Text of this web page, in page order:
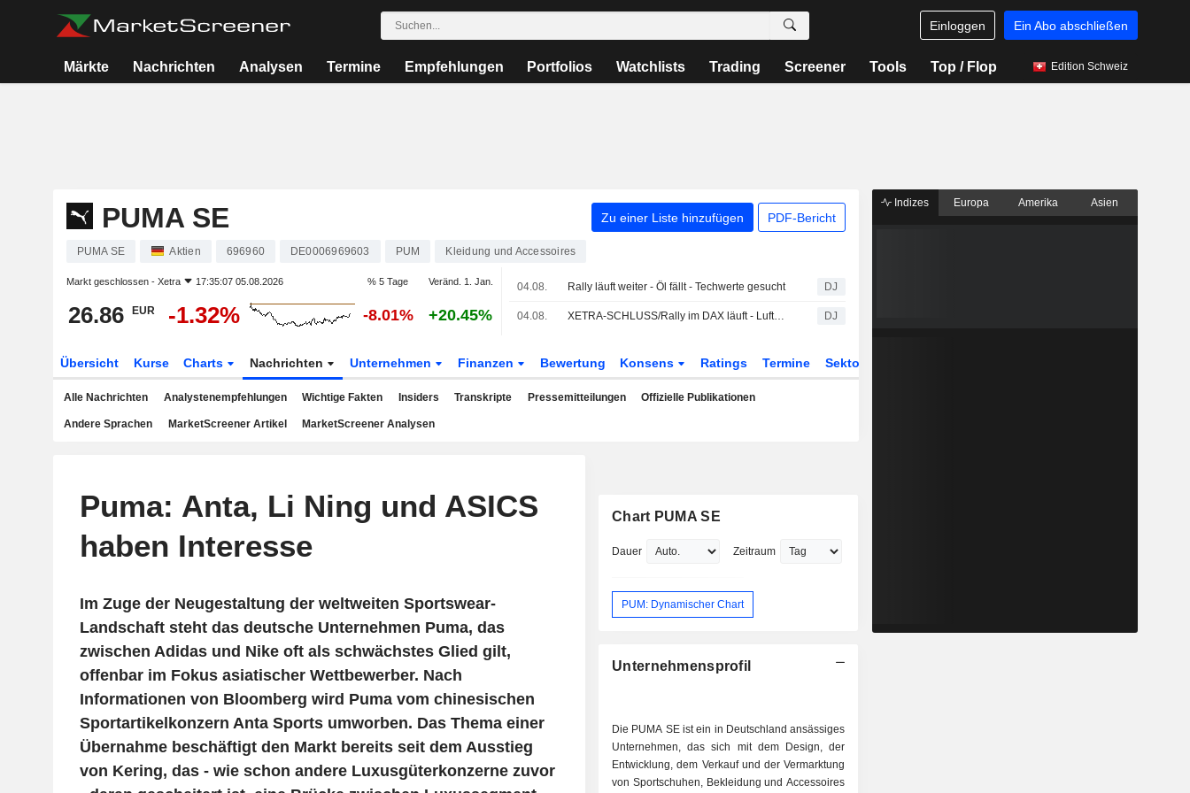
Einloggen Ein Abo abschließen
Märkte Nachrichten Analysen Termine Empfehlungen Portfolios Watchlists Trading Screener Tools Top / Flop Edition Schweiz
PUMA SE Zu einer Liste hinzufügen PDF-Bericht
PUMA SE Aktien 696960 DE0006969603 PUM Kleidung und Accessoires
Markt geschlossen - Xetra 17:35:07 05.08.2026 % 5 Tage Veränd. 1. Jan.
26.86 EUR -1.32% -8.01% +20.45%
04.08. Rally läuft weiter - Öl fällt - Techwerte gesucht DJ
04.08. XETRA-SCHLUSS/Rally im DAX läuft - Lufthansa und Zalando fallen DJ
Übersicht Kurse Charts Nachrichten Unternehmen Finanzen Bewertung Konsens Ratings Termine Sektor
Alle Nachrichten Analystenempfehlungen Wichtige Fakten Insiders Transkripte Pressemitteilungen Offizielle Publikationen
Andere Sprachen MarketScreener Artikel MarketScreener Analysen
Puma: Anta, Li Ning und ASICS
haben Interesse
Im Zuge der Neugestaltung der weltweiten Sportswear-
Landschaft steht das deutsche Unternehmen Puma, das
zwischen Adidas und Nike oft als schwächstes Glied gilt,
offenbar im Fokus asiatischer Wettbewerber. Nach
Informationen von Bloomberg wird Puma vom chinesischen
Sportartikelkonzern Anta Sports umworben. Das Thema einer
Übernahme beschäftigt den Markt bereits seit dem Ausstieg
von Kering, das - wie schon andere Luxusgüterkonzerne zuvor
Chart PUMA SE
Dauer Zeitraum
PUM: Dynamischer Chart
Unternehmensprofil
Die PUMA SE ist ein in Deutschland ansässiges
Unternehmen, das sich mit dem Design, der
Entwicklung, dem Verkauf und der Vermarktung
von Sportschuhen, Bekleidung und Accessoires
Indizes Europa Amerika Asien